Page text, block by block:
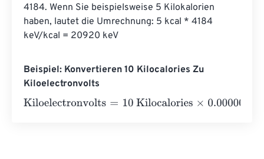
4184. Wenn Sie beispielsweise 5 Kilokalorien
haben, lautet die Umrechnung: 5 kcal * 4184
keV/kcal = 20920 keV
Beispiel: Konvertieren 10 Kilocalories Zu
Kiloelectronvolts
Kiloelectronvolts=10 Kilocalories×